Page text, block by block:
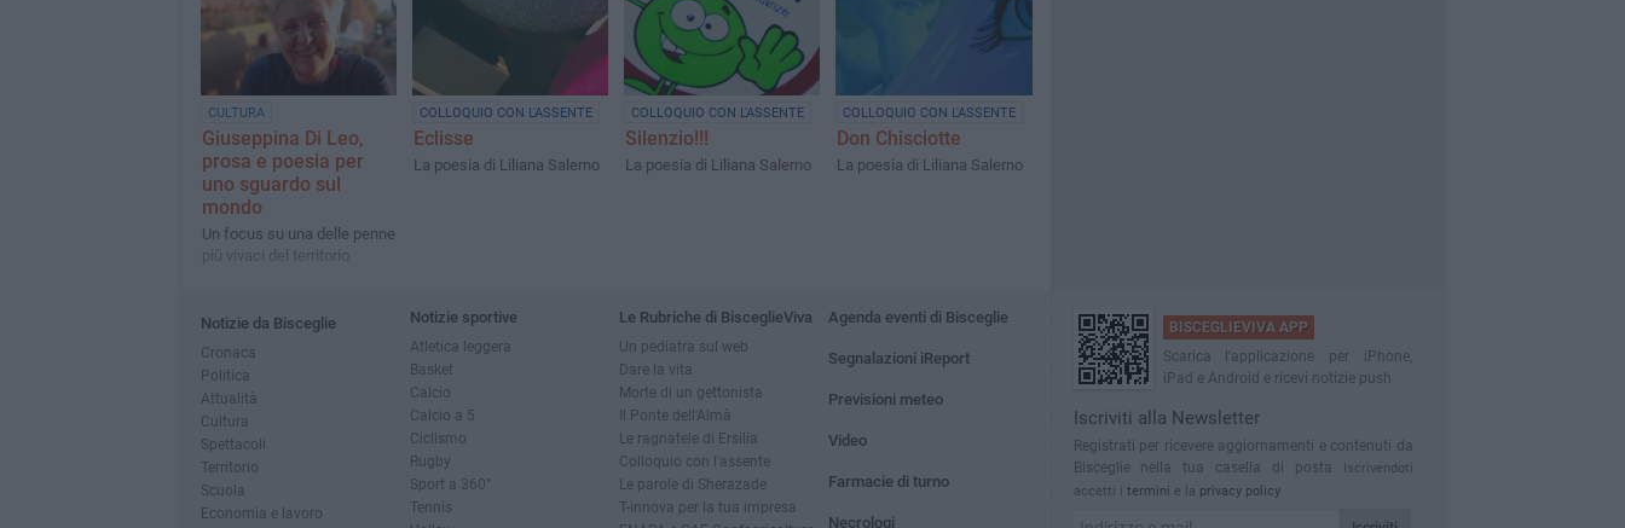
Bovio" di Trani
CULTURA
Giuseppina Di Leo,
prosa e poesia per
uno sguardo sul
mondo
Un focus su una delle penne
più vivaci del territorio
COLLOQUIO CON L'ASSENTE
Eclisse
La poesia di Liliana Salerno
COLLOQUIO CON L'ASSENTE
Silenzio!!!
La poesia di Liliana Salerno
COLLOQUIO CON L'ASSENTE
Don Chisciotte
La poesia di Liliana Salerno
Notizie da Bisceglie
Cronaca
Politica
Attualità
Cultura
Spettacoli
Territorio
Scuola
Economia e lavoro
Notizie sportive
Atletica leggera
Basket
Calcio
Calcio a 5
Ciclismo
Rugby
Sport a 360°
Tennis
Le Rubriche di BisceglieViva
Un pediatra sul web
Dare la vita
Morte di un gettonista
Il Ponte dell'Almà
Le ragnatele di Ersilia
Colloquio con l'assente
Le parole di Sherazade
T-innova per la tua impresa
Agenda eventi di Bisceglie
Segnalazioni iReport
Previsioni meteo
Video
Farmacie di turno
Necrologi
BISCEGLIEVIVA APP
Scarica l'applicazione per iPhone,
iPad e Android e ricevi notizie push
Iscriviti alla Newsletter
Registrati per ricevere aggiornamenti e contenuti da
Bisceglie nella tua casella di posta
Iscrivendoti
accetti i termini e la privacy policy